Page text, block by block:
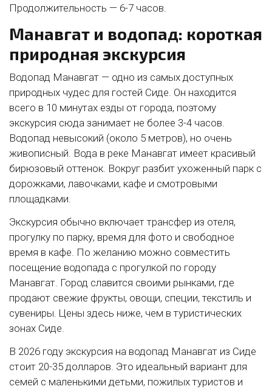
Продолжительность — 6-7 часов.
Манавгат и водопад: короткая
природная экскурсия
Водопад Манавгат — одно из самых доступных
природных чудес для гостей Сиде. Он находится
всего в 10 минутах езды от города, поэтому
экскурсия сюда занимает не более 3-4 часов.
Водопад невысокий (около 5 метров), но очень
живописный. Вода в реке Манавгат имеет красивый
бирюзовый оттенок. Вокруг разбит ухоженный парк с
дорожками, лавочками, кафе и смотровыми
площадками.
Экскурсия обычно включает трансфер из отеля,
прогулку по парку, время для фото и свободное
время в кафе. По желанию можно совместить
посещение водопада с прогулкой по городу
Манавгат. Город славится своими рынками, где
продают свежие фрукты, овощи, специи, текстиль и
сувениры. Цены здесь ниже, чем в туристических
зонах Сиде.
В 2026 году экскурсия на водопад Манавгат из Сиде
стоит 20-35 долларов. Это идеальный вариант для
семей с маленькими детьми, пожилых туристов и